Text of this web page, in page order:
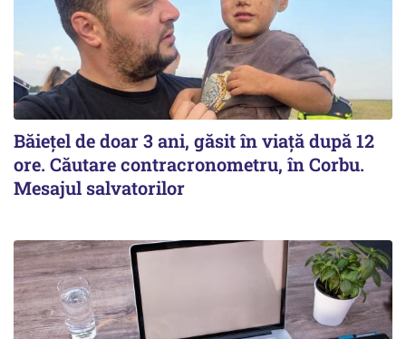
Băiețel de doar 3 ani, găsit în viață după 12
ore. Căutare contracronometru, în Corbu.
Mesajul salvatorilor